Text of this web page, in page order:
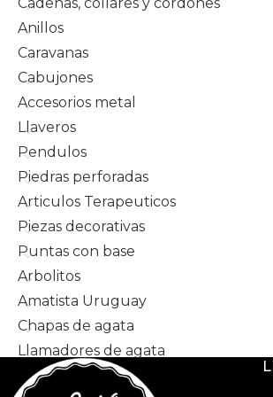
Anillos
Caravanas
Cabujones
Accesorios metal
Llaveros
Pendulos
Piedras perforadas
Articulos Terapeuticos
Piezas decorativas
Puntas con base
Arbolitos
Amatista Uruguay
Chapas de agata
Llamadores de agata